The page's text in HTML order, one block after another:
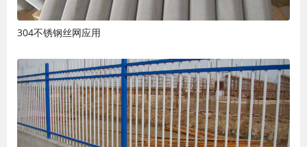
304不锈钢丝网应用